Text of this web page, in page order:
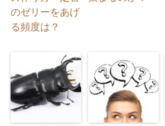
のゼリーをあげ
る頻度は？